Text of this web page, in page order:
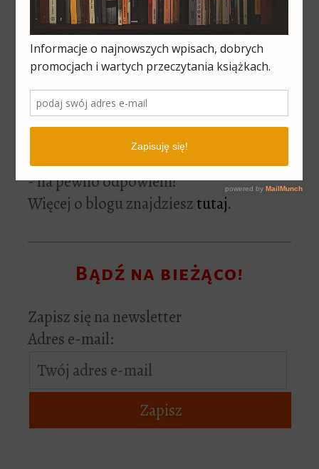
Cześć, jestem Pola i bardzo się cieszę, że
udało Ci się trafić na moją stronę, na
której piszę o książkach, czasopismach i
wszystkim, co związane z życiem
literackim. Skoro tu jesteś, to pewnie tak
jak i ja - uwielbiasz czytać.
Jeśli masz jakieś pytania, pytaj w
komentarzach bądź wyślij do mnie maila
- na pewno odpowiem!
Więcej o blogu znajdziesztutaj.
Bądź na bieżąco!
Zapisz się na newsletter
Adres e-mail: